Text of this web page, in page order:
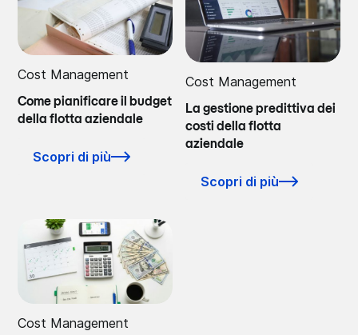
Cost Management
Come pianificare il budget
della flotta aziendale
Scopri di più
Cost Management
La gestione predittiva dei
costi della flotta
aziendale
Scopri di più
Cost Management